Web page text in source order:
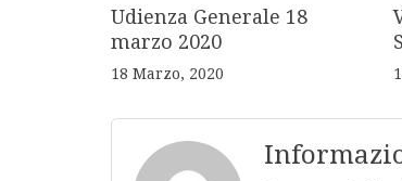
Udienza Generale 18
marzo 2020
18 Marzo, 2020